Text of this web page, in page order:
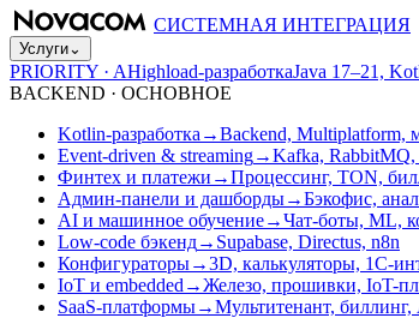
СИСТЕМНАЯ ИНТЕГРАЦИЯ
Услуги⌄
PRIORITY · AHighload-разработкаJava 17–21,
BACKEND · ОСНОВНОЕ
Kotlin-разработка →Backend, Multiplatform,
Event-driven & streaming→Kafka, RabbitMQ,
Финтех и платежи →Процессинг, TON,
Админ-панели и дашборды→Бэкофис,
AI и машинное обучение→Чат-боты, ML,
Low-code бэкенд→ Supabase, Directus, n8n
Конфигураторы→3D, калькуляторы, 1С-
IoT и embedded →Железо, прошивки, IoT-
SaaS-платформы→Мультитенант, биллинг,